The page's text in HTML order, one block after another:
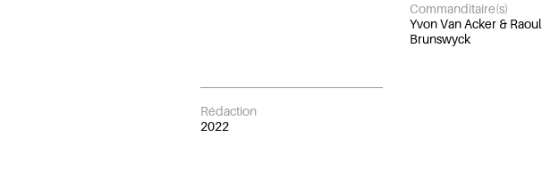
Commanditaire(s)
Yvon Van Acker & Raoul
Brunswyck
Rédaction
2022